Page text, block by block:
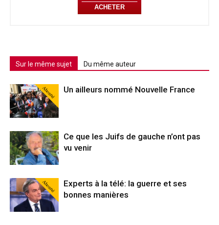
ACHETER
Sur le même sujet Du même auteur
Abonné Un ailleurs nommé Nouvelle France
Ce que les Juifs de gauche n’ont pas
vu venir
Abonné
Experts à la télé: la guerre et ses
bonnes manières